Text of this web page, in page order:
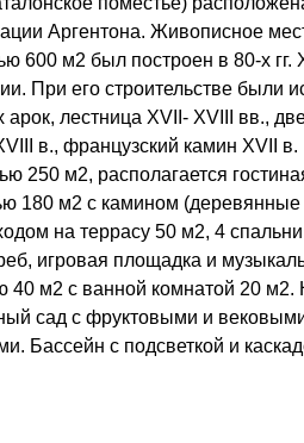
Аргентона. Живописное
600 м2 был построен в 80-х гг.
При его строительстве были
лестница XVII- XVIII вв.,
в., французский камин XVII
250 м2, располагается
180 м2 с камином (деревянные
на террасу 50 м2, 4
игровая площадка и
40 м2 с ванной комнатой 20 м2.
сад с фруктовыми и
Бассейн с подсветкой и